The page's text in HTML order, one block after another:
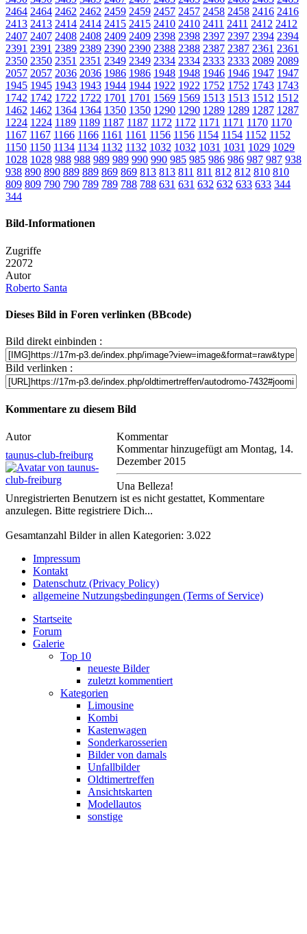
2464 2464 2462 2462 2459 2459 2457 2457 2458 2458 2416 2416
2413 2413 2414 2414 2415 2415 2410 2410 2411 2411 2412 2412
2407 2407 2408 2408 2409 2409 2398 2398 2397 2397 2394 2394
2391 2391 2389 2389 2390 2390 2388 2388 2387 2387 2361 2361
2350 2350 2351 2351 2349 2349 2334 2334 2333 2333 2089 2089
2057 2057 2036 2036 1986 1986 1948 1948 1946 1946 1947 1947
1945 1945 1943 1943 1944 1944 1922 1922 1752 1752 1743 1743
1742 1742 1722 1722 1701 1701 1569 1569 1513 1513 1512 1512
1462 1462 1364 1364 1350 1350 1290 1290 1289 1289 1287 1287
1224 1224 1189 1189 1187 1187 1172 1172 1171 1171 1170 1170
1167 1167 1166 1166 1161 1161 1156 1156 1154 1154 1152 1152
1150 1150 1134 1134 1132 1132 1032 1032 1031 1031 1029 1029
1028 1028 988 988 989 989 990 990 985 985 986 986 987 987 938
938 890 890 889 889 869 869 813 813 811 811 812 812 810 810
809 809 790 790 789 789 788 788 631 631 632 632 633 633 344
344
Bild-Informationen
Zugriffe
22072
Autor
Roberto Santa
Dieses Bild in Foren verlinken (BBcode)
Bild direkt einbinden :
Bild verlinken :
Kommentare zu diesem Bild
Autor
Kommentar
taunus-club-freiburg
Kommentar hinzugefügt am Montag, 14.
Dezember 2015
Una Belleza!
Unregistrierten Benutzern ist es nicht gestattet, Kommentare
anzulegen. Bitte registriere Dich...
Gesamtanzahl Bilder in allen Kategorien: 3.022
Impressum
Kontakt
Datenschutz (Privacy Policy)
allgemeine Nutzungsbedingungen (Terms of Service)
Startseite
Forum
Galerie
Top 10
neueste Bilder
zuletzt kommentiert
Kategorien
Limousine
Kombi
Kastenwagen
Sonderkarosserien
Bilder von damals
Unfallbilder
Oldtimertreffen
Ansichtskarten
Modellautos
sonstige